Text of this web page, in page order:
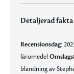
Detaljerad fakta
Recensionsdag:
läromedel
blandning av